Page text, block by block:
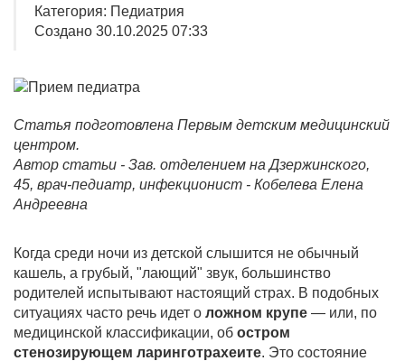
Категория: Педиатрия
Создано 30.10.2025 07:33
Статья подготовлена Первым детским медицинский
центром.
Автор статьи - Зав. отделением на Дзержинского,
45, врач-педиатр, инфекционист - Кобелева Елена
Андреевна
Когда среди ночи из детской слышится не обычный
кашель, а грубый, "лающий" звук, большинство
родителей испытывают настоящий страх. В подобных
ситуациях часто речь идет о ложном крупе — или, по
медицинской классификации, об остром
стенозирующем ларинготрахеите. Это состояние